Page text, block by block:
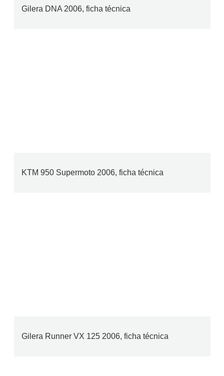
Gilera DNA 2006, ficha técnica
KTM 950 Supermoto 2006, ficha técnica
Gilera Runner VX 125 2006, ficha técnica